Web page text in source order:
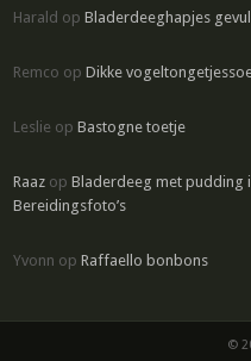
Harald opBladerdeeghapjes
Remco opDikke
Leslie opBastogne toetje
Raaz opBladerdeeg met pudding
Bereidingsfoto’s
Yvonn opRaffaello bonbons
©